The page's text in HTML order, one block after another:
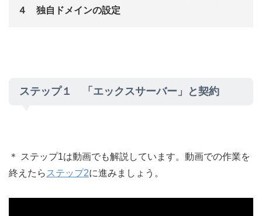
４ 独自ドメインの設定
ステップ１ 「エックスサーバー」と契約
＊ ステップ1は動画でも解説しています。動画での作業を
終えたら ステップ2に進みましょう。